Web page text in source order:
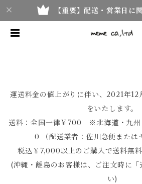
【重要】配送・営業日に
運送料金の値上がりに伴い、2021年12
をいたします。
送料：全国一律￥700 ※北海道・九
0 （配送業者：佐川急便また
税込￥7,000以上のご購入で送料無
(沖縄・離島のお客様は、ご注文時に「
い)